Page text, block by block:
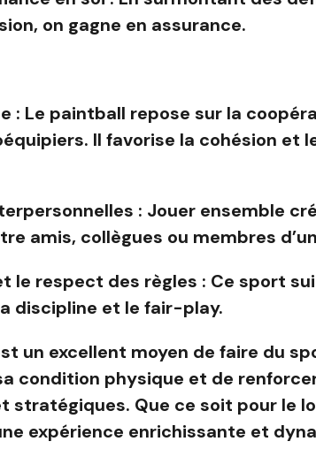
on gagne en assurance.
: Le paintball repose sur la
Il favorise la cohésion et
: Jouer ensemble
amis, collègues ou membres
le respect des règles : Ce sport
discipline et le fair-play.
un excellent moyen de faire du
condition physique et de
stratégiques. Que ce soit pour le
expérience enrichissante et